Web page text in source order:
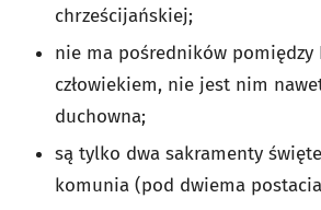
chrześcijańskiej;
nie ma pośredników pomiędzy
człowiekiem, nie jest nim
duchowna;
są tylko dwa sakramenty
komunia (pod dwiema